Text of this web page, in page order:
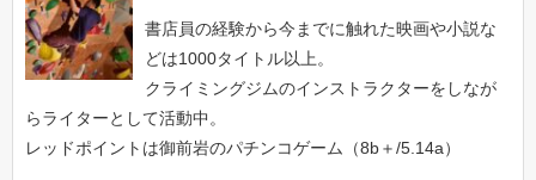
書店員の経験から今までに触れた映画や小説な
どは1000タイトル以上。
クライミングジムのインストラクターをしなが
らライターとして活動中。
レッドポイントは御前岩のパチンコゲーム（8b＋/5.14a）